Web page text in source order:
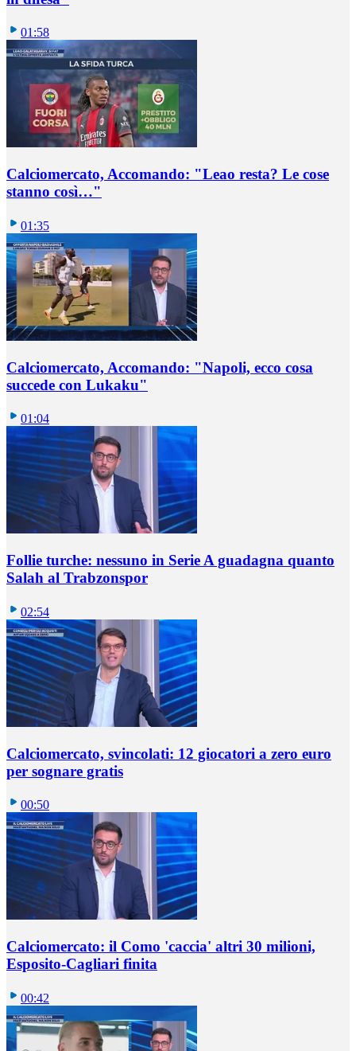
01:58
Calciomercato, Accomando: "Leao resta? Le cose
stanno così…"
01:35
Calciomercato, Accomando: "Napoli, ecco cosa
succede con Lukaku"
01:04
Follie turche: nessuno in Serie A guadagna quanto
Salah al Trabzonspor
02:54
Calciomercato, svincolati: 12 giocatori a zero euro
per sognare gratis
00:50
Calciomercato: il Como 'caccia' altri 30 milioni,
Esposito-Cagliari finita
00:42